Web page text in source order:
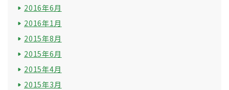
2016年6月
2016年1月
2015年8月
2015年6月
2015年4月
2015年3月